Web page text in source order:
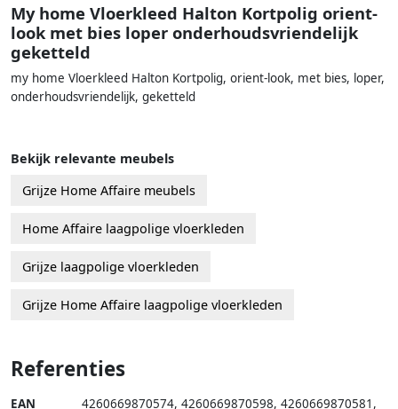
My home Vloerkleed Halton Kortpolig orient-
look met bies loper onderhoudsvriendelijk
geketteld
my home Vloerkleed Halton Kortpolig, orient-look, met bies, loper,
onderhoudsvriendelijk, geketteld
Bekijk relevante meubels
Grijze Home Affaire meubels
Home Affaire laagpolige vloerkleden
Grijze laagpolige vloerkleden
Grijze Home Affaire laagpolige vloerkleden
Referenties
EAN 4260669870574, 4260669870598, 4260669870581 ,